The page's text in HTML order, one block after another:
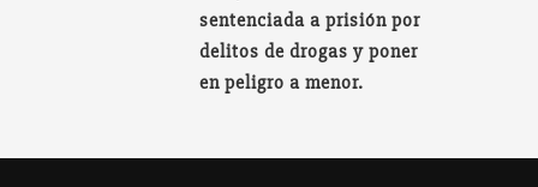
sentenciada a prisión por
delitos de drogas y poner
en peligro a menor.